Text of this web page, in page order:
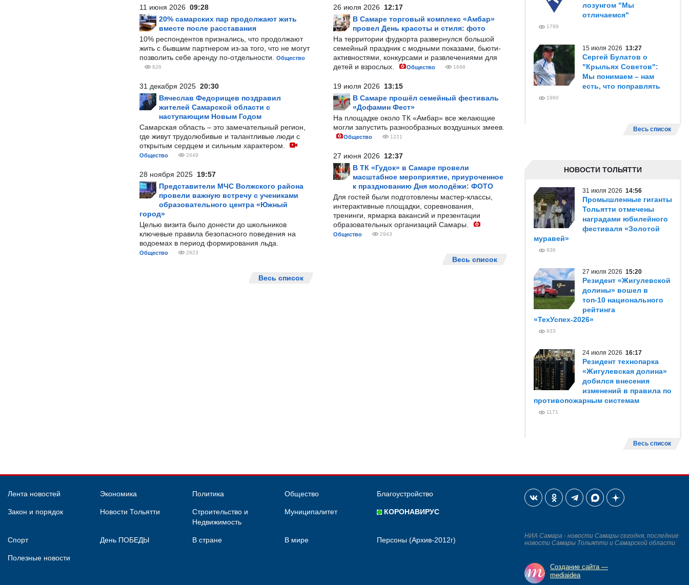
11 июня 2026 09:28
20% самарских пар продолжают жить
вместе после расставания
10% респондентов признались, что продолжают
жить с бывшим партнером из-за того, что не могут
позволить себе аренду по-отдельности.
Общество
826
31 декабря 2025 20:30
Вячеслав Федорищев поздравил
жителей Самарской области с
наступающим Новым Годом
Самарская область – это замечательный регион,
где живут трудолюбивые и талантливые люди с
открытым сердцем и сильным характером.
Общество 2649
28 ноября 2025 19:57
Представители МЧС Волжского района
провели важную встречу с учениками
образовательного центра «Южный
город»
Целью визита было донести до школьников
ключевые правила безопасного поведения на
водоемах в период формирования льда.
Общество 2823
Весь список
26 июля 2026 12:17
В Самаре торговый комплекс «Амбар»
провел День красоты и стиля: фото
На территории фудкорта развернулся большой
семейный праздник с модными показами, бьюти-
активностями, конкурсами и развлечениями для
детей и взрослых.
Общество 1698
19 июля 2026 13:15
В Самаре прошёл семейный фестиваль
«Дофамин Фест»
На площадке около ТК «Амбар» все желающие
могли запустить разнообразных воздушных змеев.
Общество 1221
27 июня 2026 12:37
В ТК «Гудок» в Самаре провели
масштабное мероприятие, приуроченное
к празднованию Дня молодёжи: ФОТО
Для гостей были подготовлены мастер-классы,
интерактивные площадки, соревнования,
тренинги, ярмарка вакансий и презентации
образовательных организаций Самары.
Общество 2943
Весь список
лозунгом "Мы
отличаемся"
1789
15 июля 2026 13:27
Сергей Булатов о
"Крыльях Советов":
Мы понимаем – нам
есть, что поправлять
1980
Весь список
НОВОСТИ ТОЛЬЯТТИ
31 июля 2026 14:56
Промышленные гиганты
Тольятти отмечены
наградами юбилейного
фестиваля «Золотой
муравей»
936
27 июля 2026 15:20
Резидент «Жигулевской
долины» вошел в
топ-10 национального
рейтинга
«ТехУспех-2026»
933
24 июля 2026 16:17
Резидент технопарка
«Жигулевская долина»
добился внесения
изменений в правила по
противопожарным системам
1171
Весь список
Лента новостей Экономика Политика Общество Благоустройство
Закон и порядок Новости Тольятти
Строительство и
Недвижимость
Муниципалитет КОРОНАВИРУС
Спорт День ПОБЕДЫ В стране В мире Персоны (Архив-2012г)
Полезные новости
НИА Самара - новости Самары сегодня, последние
новости Самары Тольятти и Самарской области
Создание сайта —
mediaidea